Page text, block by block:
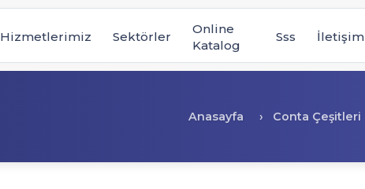
Hizmetlerimiz Sektörler
Online
Katalog
Sss İletişim
Anasayfa Conta Çeşitleri